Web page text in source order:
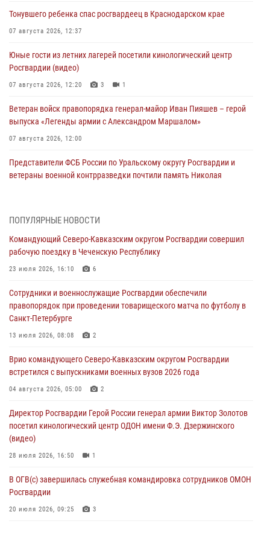
Тонувшего ребенка спас росгвардеец в Краснодарском крае
07 августа 2026, 12:37
Юные гости из летних лагерей посетили кинологический центр
Росгвардии (видео)
07 августа 2026, 12:20 3 1
Ветеран войск правопорядка генерал-майор Иван Пияшев – герой
выпуска «Легенды армии с Александром Маршалом»
07 августа 2026, 12:00
Представители ФСБ России по Уральскому округу Росгвардии и
ветераны военной контрразведки почтили память Николая
Смольного собора в Санкт-Петербурге (видео)
07 августа 2026, 11:34
взрывобезопасности
07 августа 2026, 11:33
Рэпер ST посетил раненых росгвардейцев в Главном военном
07 августа 2026, 11:18 2
Патриотическая акция «Каникулы с Росгвардией» прошла в
07 августа 2026, 11:00
ПОПУЛЯРНЫЕ НОВОСТИ
Командующий Северо-Кавказским округом Росгвардии совершил
рабочую поездку в Чеченскую Республику
23 июля 2026, 16:10 6
Сотрудники и военнослужащие Росгвардии обеспечили
правопорядок при проведении товарищеского матча по футболу в
Санкт-Петербурге
13 июля 2026, 08:08 2
Врио командующего Северо-Кавказским округом Росгвардии
встретился с выпускниками военных вузов 2026 года
04 августа 2026, 05:00 2
Директор Росгвардии Герой России генерал армии Виктор Золотов
посетил кинологический центр ОДОН имени Ф.Э. Дзержинского
(видео)
28 июля 2026, 16:50 1
В ОГВ(с) завершилась служебная командировка сотрудников ОМОН
Росгвардии
20 июля 2026, 09:25 3